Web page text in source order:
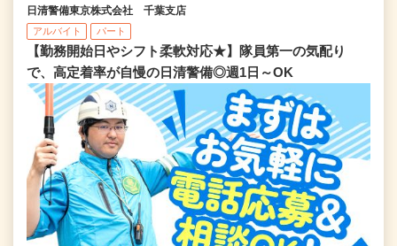
日清警備東京株式会社 千葉支店
アルバイト パート
【勤務開始日やシフト柔軟対応★】隊員第一の気配り
で、高定着率が自慢の日清警備◎週1日～OK